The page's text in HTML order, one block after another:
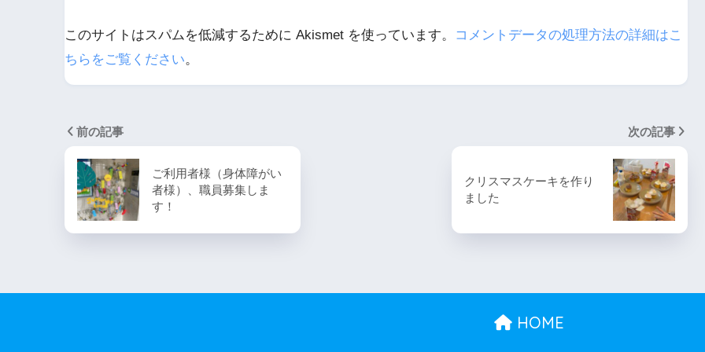
このサイトはスパムを低減するために Akismet を使っています。
コメントデータの処理方法の詳細はこ
ちらをご覧ください。
前の記事
ご利用者様（身体障がい
者様）、職員募集しま
す！
次の記事
クリスマスケーキを作り
ました
HOME